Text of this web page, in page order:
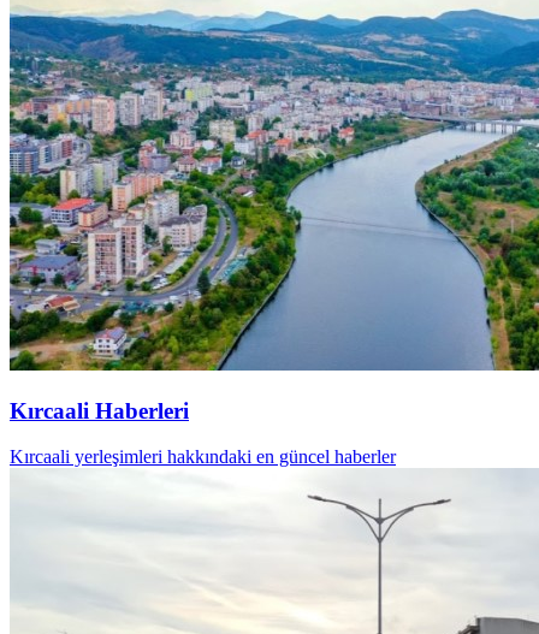
Kırcaali Haberleri
Kırcaali yerleşimleri hakkındaki en güncel haberler